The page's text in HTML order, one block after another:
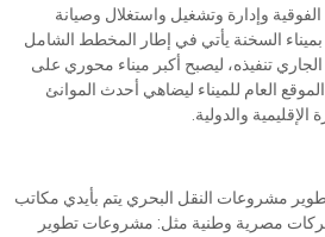
وإدارة وتشغيل واستغلال وصيانة
السخنة يأتي في إطار المخطط الشامل
تنفيذه، ليصبح أكبر ميناء محوري على
العام للميناء ليضاهي أحدث الموانئ
والدولية.
مشروعات النقل البحري يتم بأيدي مكاتب
مصرية وطنية مثل: مشروعات تطوير